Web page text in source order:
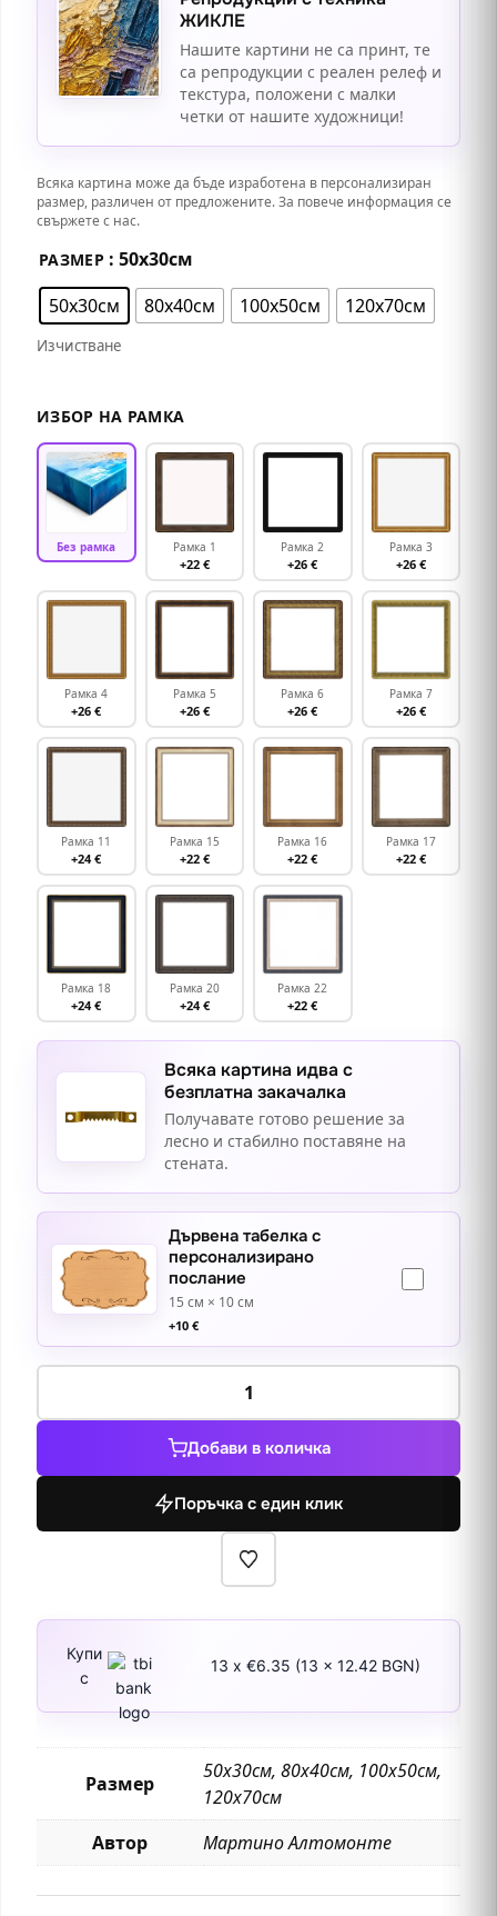
ЖИКЛЕ
Нашите картини не са принт, те
са репродукции с реален релеф и
текстура, положени с малки
четки от нашите художници!
Всяка картина може да бъде изработена в персонализиран
размер, различен от предложените. За повече информация се
свържете с нас.
РАЗМЕР : 50х30см
50х30см
80х40см 100х50см 120х70см
Изчистване
ИЗБОР НА РАМКА
Без рамка Рамка 1
+22 €
Рамка 2
+26 €
Рамка 3
+26 €
Рамка 4
+26 €
Рамка 5
+26 €
Рамка 6
+26 €
Рамка 7
+26 €
Рамка 11
+24 €
Рамка 15
+22 €
Рамка 16
+22 €
Рамка 17
+22 €
Рамка 18
+24 €
Рамка 20
+24 €
Рамка 22
+22 €
Всяка картина идва с
безплатна закачалка
Получавате готово решение за
лесно и стабилно поставяне на
стената.
Дървена табелка с
персонализирано
послание
15 см × 10 см
+10 €
количество
Отглеждане
сина
Добави в количка
Поръчка с един клик
Купи
с
13 x €6.35 (13 x 12.42 BGN)
Размер
50х30см, 80х40см, 100х50см,
120х70см
Автор
Мартино Алтомонте